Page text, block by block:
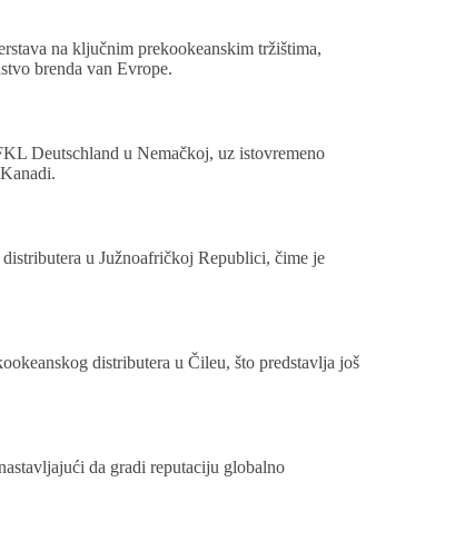
na ključnim prekookeanskim tržištima,
brenda van Evrope.
Deutschland u Nemačkoj, uz istovremeno
u Južnoafričkoj Republici, čime je
distributera u Čileu, što predstavlja još
da gradi reputaciju globalno